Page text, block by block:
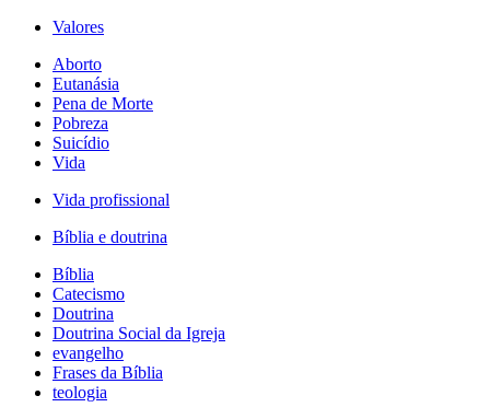
Valores
Aborto
Eutanásia
Pena de Morte
Pobreza
Suicídio
Vida
Vida profissional
Bíblia e doutrina
Bíblia
Catecismo
Doutrina
Doutrina Social da Igreja
evangelho
Frases da Bíblia
teologia